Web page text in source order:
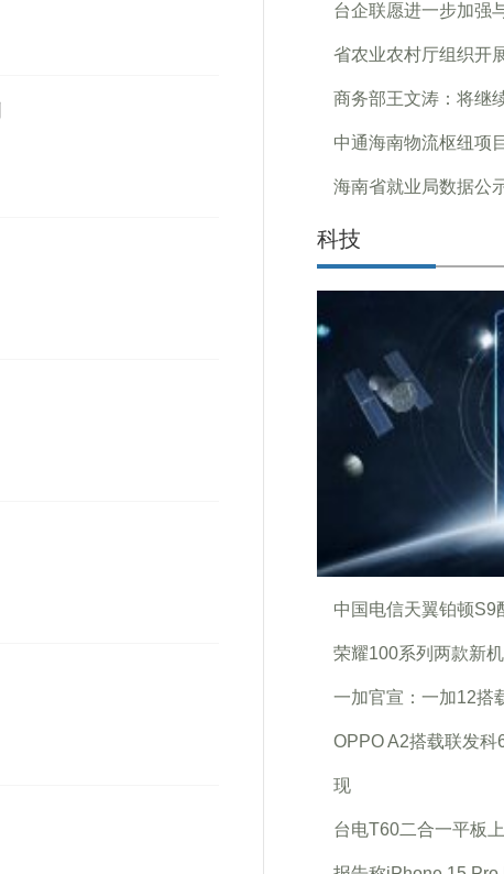
台企联愿进一步加强
省农业农村厅组织开
商务部王文涛：将继
中通海南物流枢纽项
海南省就业局数据公
科技
中国电信天翼铂顿S9
荣耀100系列两款新
一加官宣：一加12搭
OPPO A2搭载联发
现
台电T60二合一平板